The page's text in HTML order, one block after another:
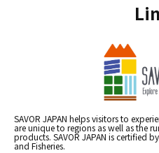
SAVOR JAPAN helps visitors to
are unique to regions as well as the
products. SAVOR JAPAN is certified
and Fisheries.